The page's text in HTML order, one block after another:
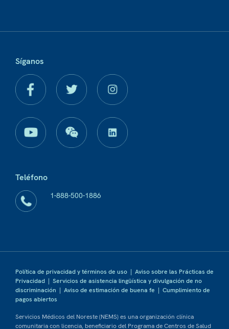
Síganos
Teléfono
1-888-500-1886
Política de privacidad y términos de uso | Aviso sobre las Prácticas de
Privacidad | Servicios de asistencia lingüística y divulgación de no
discriminación | Aviso de estimación de buena fe | Cumplimiento de
pagos abiertos
Servicios Médicos del Noreste (NEMS) es una organización clínica
comunitaria con licencia, beneficiario del Programa de Centros de Salud